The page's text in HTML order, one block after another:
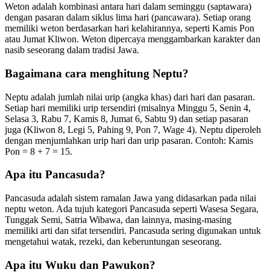
Weton adalah kombinasi antara hari dalam seminggu (saptawara)
dengan pasaran dalam siklus lima hari (pancawara). Setiap orang
memiliki weton berdasarkan hari kelahirannya, seperti Kamis Pon
atau Jumat Kliwon. Weton dipercaya menggambarkan karakter dan
nasib seseorang dalam tradisi Jawa.
Bagaimana cara menghitung Neptu?
Neptu adalah jumlah nilai urip (angka khas) dari hari dan pasaran.
Setiap hari memiliki urip tersendiri (misalnya Minggu 5, Senin 4,
Selasa 3, Rabu 7, Kamis 8, Jumat 6, Sabtu 9) dan setiap pasaran
juga (Kliwon 8, Legi 5, Pahing 9, Pon 7, Wage 4). Neptu diperoleh
dengan menjumlahkan urip hari dan urip pasaran. Contoh: Kamis
Pon = 8 + 7 = 15.
Apa itu Pancasuda?
Pancasuda adalah sistem ramalan Jawa yang didasarkan pada nilai
neptu weton. Ada tujuh kategori Pancasuda seperti Wasesa Segara,
Tunggak Semi, Satria Wibawa, dan lainnya, masing-masing
memiliki arti dan sifat tersendiri. Pancasuda sering digunakan untuk
mengetahui watak, rezeki, dan keberuntungan seseorang.
Apa itu Wuku dan Pawukon?